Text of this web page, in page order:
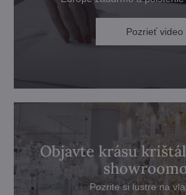
Pozrieť video
Objavte krásu
Pozrite si lustre na